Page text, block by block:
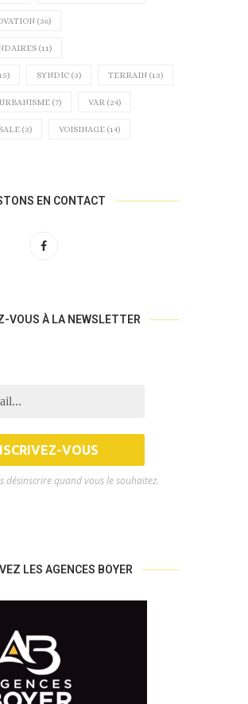
BIENTÔT
FOCUS SUR LE MARCHÉ
(36)
(11)
SYNDIC (3) TERRAIN (13)
URBANISME (7) VAR (24)
(3) VOISINAGE (14)
EN CONTACT
VOUS À LA NEWSLETTER
désinscrire quand vous le souhaitez.
LES AGENCES BOYER